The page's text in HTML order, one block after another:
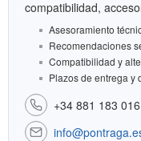
compatibilidad,
Asesoramiento
Recomendaciones
Compatibilidad y
Plazos de entrega y
+34 881 183 016